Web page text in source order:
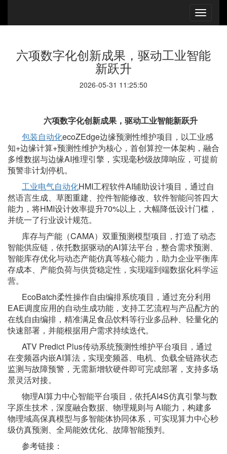
六项数字化创新成果，驱动工业智能
新跃升
2026-05-31 11:25:50
六项数字化创新成果，驱动工业智能新跃升
包装自动化ecoZEdge边缘预测性维护项目，以工业感
知+边缘计算+预测性维护为核心，首创算控一体架构，融合
多维数据与边缘AI推理引擎，实现毫秒级故障响应，可提前
预警非计划停机。
工业电气自动化HMI工程软件AI辅助设计项目，通过自
然语言生成、草图重建、控件智能修改、软件智能问答四大
能力，将HMI设计效率提升70%以上，大幅降低设计门槛，
并统一了行业设计规范。
库存与产能（CAMA）双重预测模型项目，打造了动态
智能供应链，依托数据驱动的AI算法平台，整合需求预测、
智能库存优化与动态产能仿真等核心能力，助力企业平衡库
存成本、产能负荷与供货稳定性，实现端到端数据化科学运
营。
EcoBatch柔性操作自由编排系统项目，通过充分利用
EAE调度应用的自动生成功能，支持工艺流程与产品配方的
在线自由编排，精准满足食品饮料等行业多品种、轻量化的
快速部署，并能根据用户需求持续迭代。
ATV Predict Plus传动系统预测性维护平台项目，通过
在变频器内嵌AI算法，实现变频器、电机、负载全链路状态
监测与故障预警，无需新增软硬件即可完成部署，支持多场
景灵活对接。
物理AI算力中心智能平台项目，依托AI4S仿真引擎与数
字原生技术，深度融合数据、物理规则与 AI能力，构建多
物理域高保真模型与多智能体协同体系，可实现算力中心秒
级仿真预测、全局能效优化、故障智能预判。
参考链接：